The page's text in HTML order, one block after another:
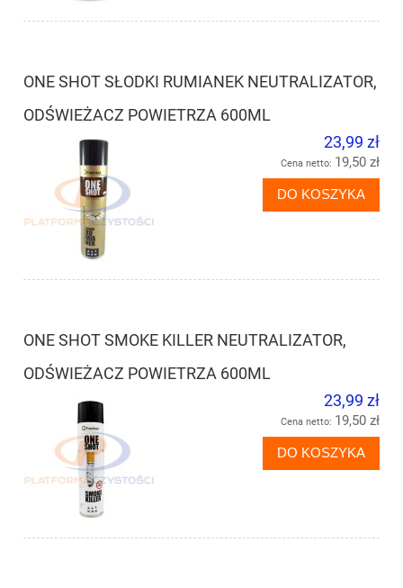
ONE SHOT SŁODKI RUMIANEK NEUTRALIZATOR,
ODŚWIEŻACZ POWIETRZA 600ML
23,99 zł
Cena netto: 19,50 zł
DO KOSZYKA
ONE SHOT SMOKE KILLER NEUTRALIZATOR,
ODŚWIEŻACZ POWIETRZA 600ML
23,99 zł
Cena netto: 19,50 zł
DO KOSZYKA